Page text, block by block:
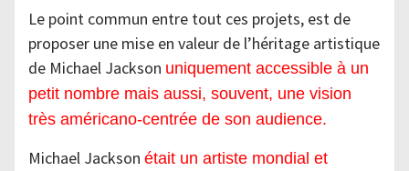
Le point commun entre tout ces projets, est de
proposer une mise en valeur de l’héritage artistique
de Michael Jackson uniquement accessible à un
petit nombre mais aussi, souvent, une vision
très américano-centrée de son audience.
Michael Jackson était un artiste mondial et